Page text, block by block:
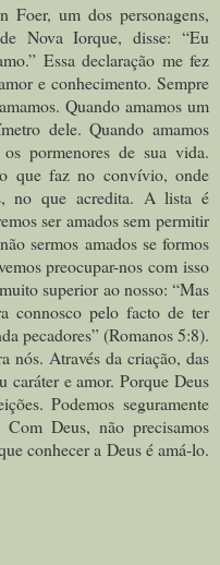
Foer, um dos personagens,
Nova Iorque, disse: “Eu
Essa declaração me fez
e conhecimento. Sempre
Quando amamos um
dele. Quando amamos
pormenores de sua vida.
que faz no convívio, onde
no que acredita. A lista é
ser amados sem permitir
sermos amados se formos
preocupar-nos com isso
superior ao nosso: “Mas
connosco pelo facto de ter
pecadores” (Romanos 5:8).
nós. Através da criação, das
caráter e amor. Porque Deus
Podemos seguramente
Deus, não precisamos
conhecer a Deus é amá-lo.